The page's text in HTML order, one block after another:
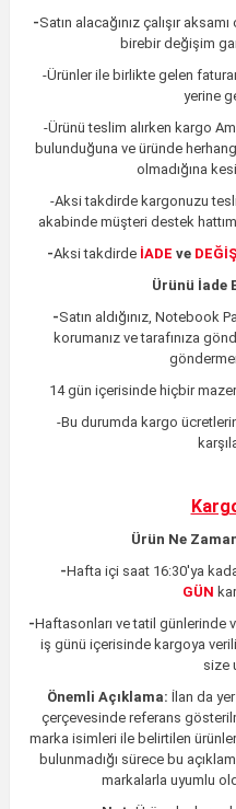
-Satın alacağınız çalışır
birebir değişim
-Ürünler ile birlikte gelen
yerine
-Ürünü teslim alırken kargo
bulunduğuna ve üründe
olmadığına
-Aksi takdirde kargonuzu
akabinde müşteri destek
-Aksi takdirde İADE ve
Ürünü İade
-Satın aldığınız, Notebook
korumanız ve tarafınıza
14 gün içerisinde hiçbir
-Bu durumda kargo
Ürün Ne
-Hafta içi saat 16:30'ya
GÜN
-Haftasonları ve tatil günlerinde
iş günü içerisinde kargoya
size
Önemli Açıklama: İlan da
çerçevesinde referans
marka isimleri ile belirtilen
bulunmadığı sürece bu
markalarla uyumlu